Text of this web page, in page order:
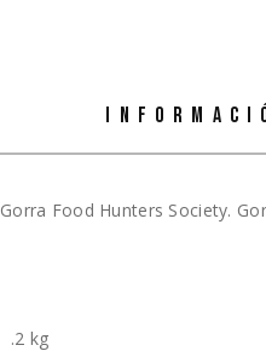
Gorra Food Hunters Society.
.2 kg